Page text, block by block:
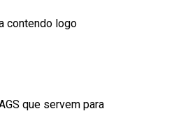
contendo logo
que servem para